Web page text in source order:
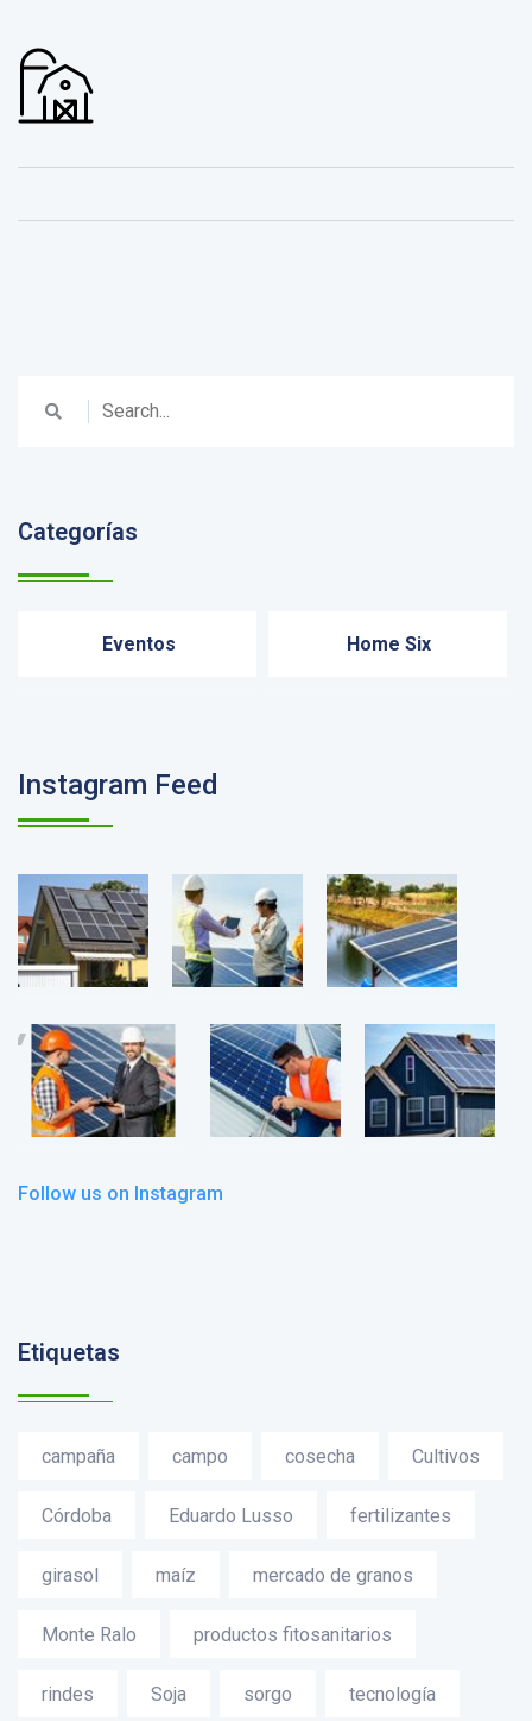
Categorías
Eventos Home Six
Instagram Feed
Follow us on Instagram
Etiquetas
campaña campo cosecha Cultivos
Córdoba Eduardo Lusso fertilizantes
girasol maíz mercado de granos
Monte Ralo productos fitosanitarios
rindes Soja sorgo tecnología